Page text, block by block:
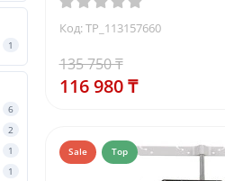
1
6
2
1
1
Код: TP_113157660
135 750 ₸
116 980 ₸
Sale Top